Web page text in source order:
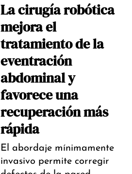
La cirugía robótica
mejora el
tratamiento de la
eventración
abdominal y
favorece una
recuperación más
rápida
El abordaje mínimamente
invasivo permite corregir